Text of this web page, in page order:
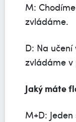
M:
zvládáme.
D: Na
zvládáme v
Jaký máte
M+D: